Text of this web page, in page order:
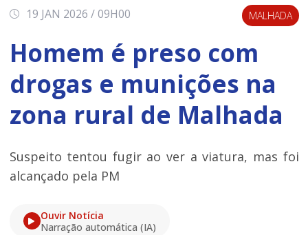
19 JAN 2026 / 09H00 MALHADA
Homem é preso com
drogas e munições na
zona rural de Malhada
Suspeito tentou fugir ao ver a viatura, mas foi
alcançado pela PM
Ouvir Notícia
Narração automática (IA)